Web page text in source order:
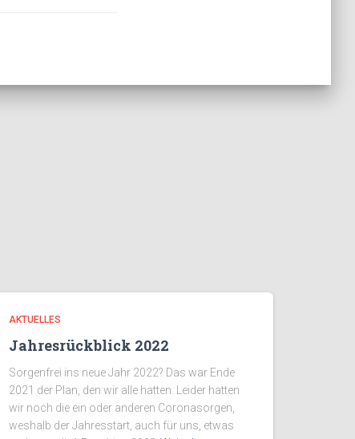
AKTUELLES
Jahresrückblick 2022
Sorgenfrei ins neue Jahr 2022? Das war Ende
2021 der Plan, den wir alle hatten. Leider hatten
wir noch die ein oder anderen Coronasorgen,
weshalb der Jahresstart, auch für uns, etwas